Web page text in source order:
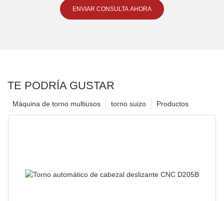
ENVIAR CONSULTA AHORA
TE PODRÍA GUSTAR
Productos
torno suizo
Máquina de torno multiusos